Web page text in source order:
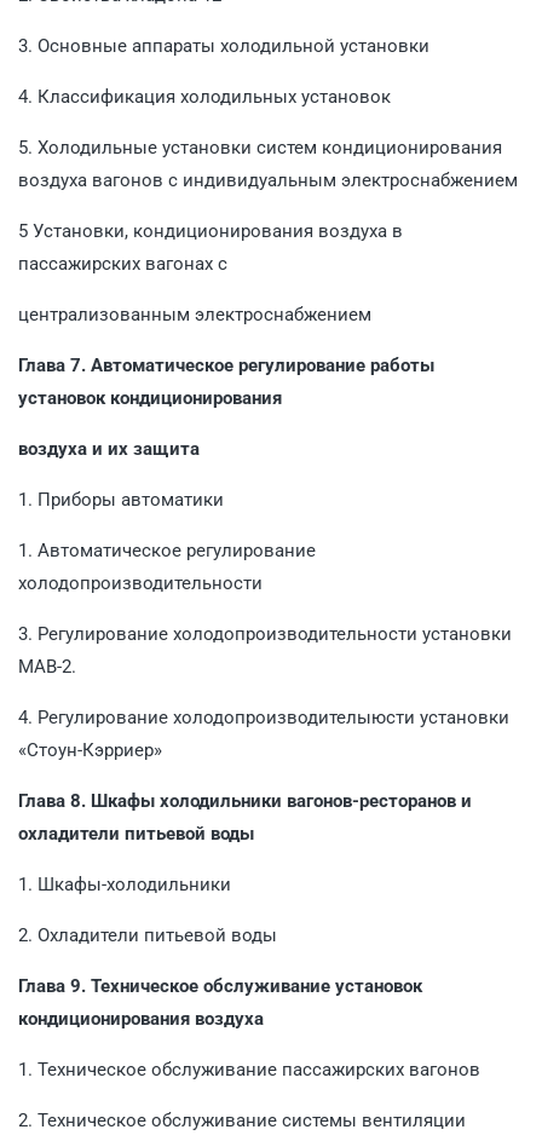
3. Основные аппараты холодильной установки
4. Классификация холодильных установок
5. Холодильные установки систем кондиционирования
воздуха вагонов с индивидуальным электроснабжением
5 Установки, кондиционирования воздуха в
пассажирских вагонах с
централизованным электроснабжением
Глава 7. Автоматическое регулирование работы
установок кондиционирования
воздуха и их защита
1. Приборы автоматики
1. Автоматическое регулирование
холодопроизводительности
3. Регулирование холодопроизводительности установки
МАВ-2.
4. Регулирование холодопроизводителыюсти установки
«Стоун-Кэрриер»
Глава 8. Шкафы холодильники вагонов-ресторанов и
охладители питьевой воды
1. Шкафы-холодильники
2. Охладители питьевой воды
Глава 9. Техническое обслуживание установок
кондиционирования воздуха
1. Техническое обслуживание пассажирских вагонов
2. Техническое обслуживание системы вентиляции